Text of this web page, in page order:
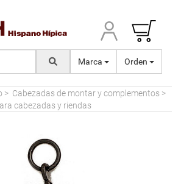
Marca Orden
> Cabezadas de montar y complementos >
cabezadas y riendas